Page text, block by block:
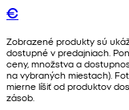
€
Zobrazené produkty sú
dostupné v predajniach.
ceny, množstva a
na vybraných miestach).
mierne líšiť od produktov
zásob.